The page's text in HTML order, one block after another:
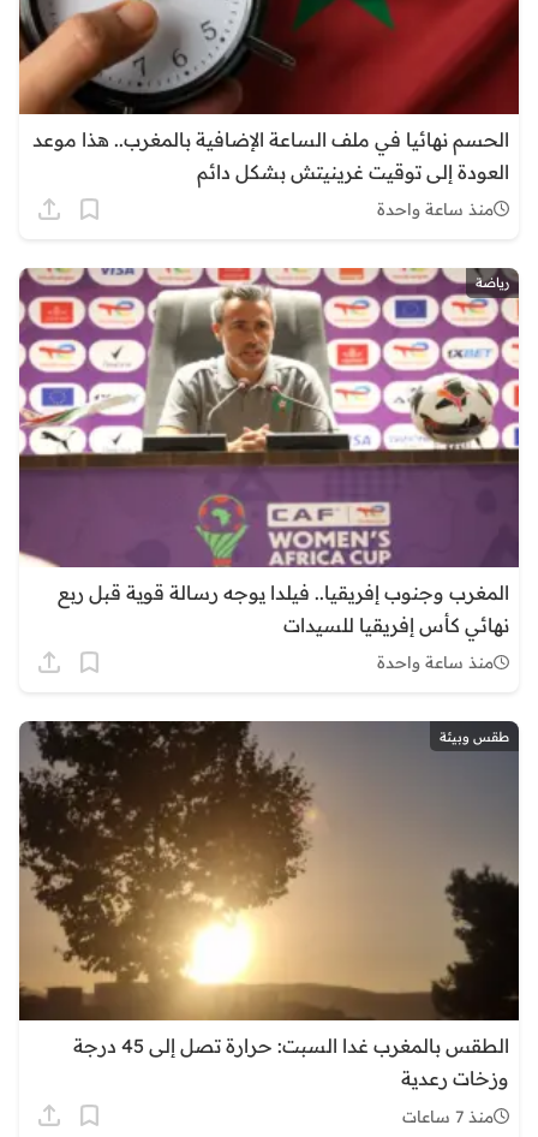
الحسم نهائيا في ملف الساعة الإضافية بالمغرب.. هذا موعد
العودة إلى توقيت غرينيتش بشكل دائم
منذ ساعة واحدة
رياضة
المغرب وجنوب إفريقيا.. فيلدا يوجه رسالة قوية قبل ربع
نهائي كأس إفريقيا للسيدات
منذ ساعة واحدة
طقس وبيئة
الطقس بالمغرب غدا السبت: حرارة تصل إلى 45 درجة
وزخات رعدية
منذ 7 ساعات